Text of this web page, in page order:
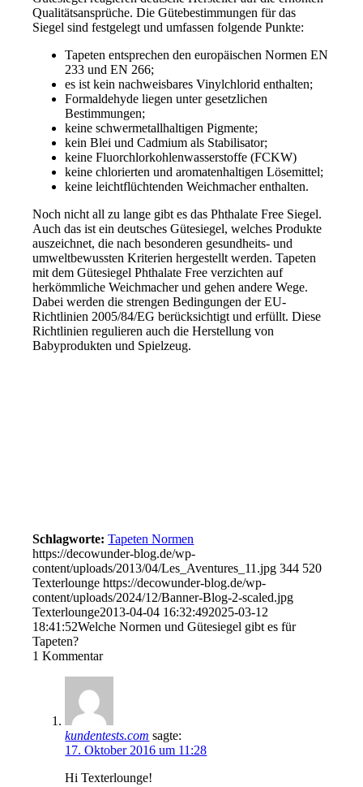
Qualitätsansprüche. Die Gütebestimmungen für das
Siegel sind festgelegt und umfassen folgende Punkte:
Tapeten entsprechen den europäischen Normen EN
233 und EN 266;
es ist kein nachweisbares Vinylchlorid enthalten;
Formaldehyde liegen unter gesetzlichen
Bestimmungen;
keine schwermetallhaltigen Pigmente;
kein Blei und Cadmium als Stabilisator;
keine Fluorchlorkohlenwasserstoffe (FCKW)
keine chlorierten und aromatenhaltigen Lösemittel;
keine leichtflüchtenden Weichmacher enthalten.
Noch nicht all zu lange gibt es das Phthalate Free Siegel.
Auch das ist ein deutsches Gütesiegel, welches Produkte
auszeichnet, die nach besonderen gesundheits- und
umweltbewussten Kriterien hergestellt werden. Tapeten
mit dem Gütesiegel Phthalate Free verzichten auf
herkömmliche Weichmacher und gehen andere Wege.
Dabei werden die strengen Bedingungen der EU-
Richtlinien 2005/84/EG berücksichtigt und erfüllt. Diese
Richtlinien regulieren auch die Herstellung von
Babyprodukten und Spielzeug.
Schlagworte: Tapeten Normen
https://decowunder-blog.de/wp-
content/uploads/2013/04/Les_Aventures_11.jpg 344 520
Texterlounge https://decowunder-blog.de/wp-
content/uploads/2024/12/Banner-Blog-2-scaled.jpg
Texterlounge2013-04-04 16:32:492025-03-12
18:41:52Welche Normen und Gütesiegel gibt es für
Tapeten?
1 Kommentar
kundentests.com sagte:
17. Oktober 2016 um 11:28
Hi Texterlounge!